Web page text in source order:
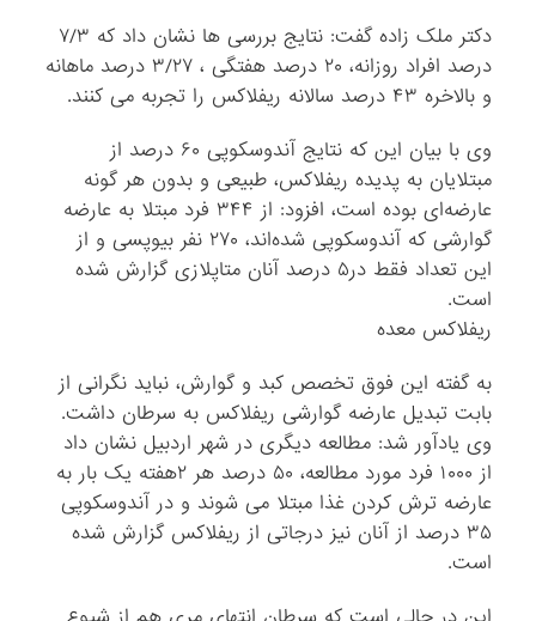
دکتر ملک‌ زاده گفت: نتایج بررسی ‌ها نشان داد که ۷/۳
درصد افراد روزانه، ۲۰ درصد هفتگی ، ۳/۲۷ درصد ماهانه
و بالاخره ۴۳ درصد سالانه ریفلاکس را تجربه می ‌کنند.
وی با بیان این که نتایج آندوسکوپی ۶۰ درصد از
مبتلایان به پدیده ریفلاکس، طبیعی و بدون هر گونه
عارضه‌ای بوده است، افزود: از ۳۴۴ فرد مبتلا به عارضه
گوارشی که آندوسکوپی شده‌اند، ۲۷۰ نفر بیوپسی و از
این تعداد فقط در۵ درصد آنان متاپلازی گزارش شده
است.
ریفلاکس معده
به گفته این فوق ‌تخصص کبد و گوارش، نباید نگرانی از
بابت تبدیل عارضه گوارشی ریفلاکس به سرطان داشت.
وی یادآور شد: مطالعه دیگری در شهر اردبیل نشان داد
از ۱۰۰۰ فرد مورد مطالعه، ۵۰ درصد هر ۲هفته یک ‌بار به
عارضه ترش کردن غذا مبتلا می ‌شوند و در آندوسکوپی
۳۵ درصد از آنان نیز درجاتی از ریفلاکس گزارش شده
است.